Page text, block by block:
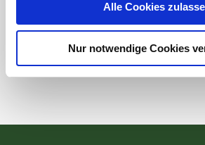
Alle Cookies
Nur notwendige Cookies